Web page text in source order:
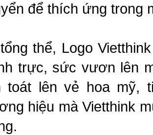
để thích ứng trong
thể, Logo
trực, sức vươn lên
toát lên vẻ hoa mỹ,
hiệu mà Vietthink